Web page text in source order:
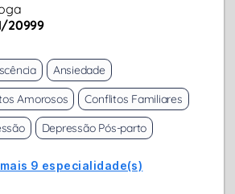
20999
Ansiedade
Amorosos
Conflitos Familiares
Depressão Pós-parto
9 especialidade(s)